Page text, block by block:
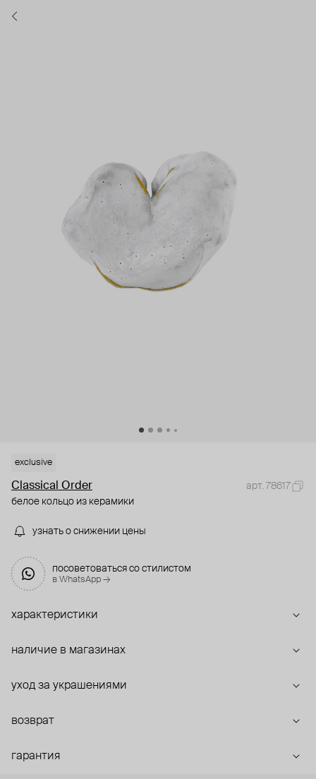
exclusive
Classical Order
арт. 78617
белое кольцо из керамики
узнать о снижении цены
посоветоваться со стилистом
в WhatsApp →
характеристики
наличие в магазинах
уход за украшениями
возврат
гарантия